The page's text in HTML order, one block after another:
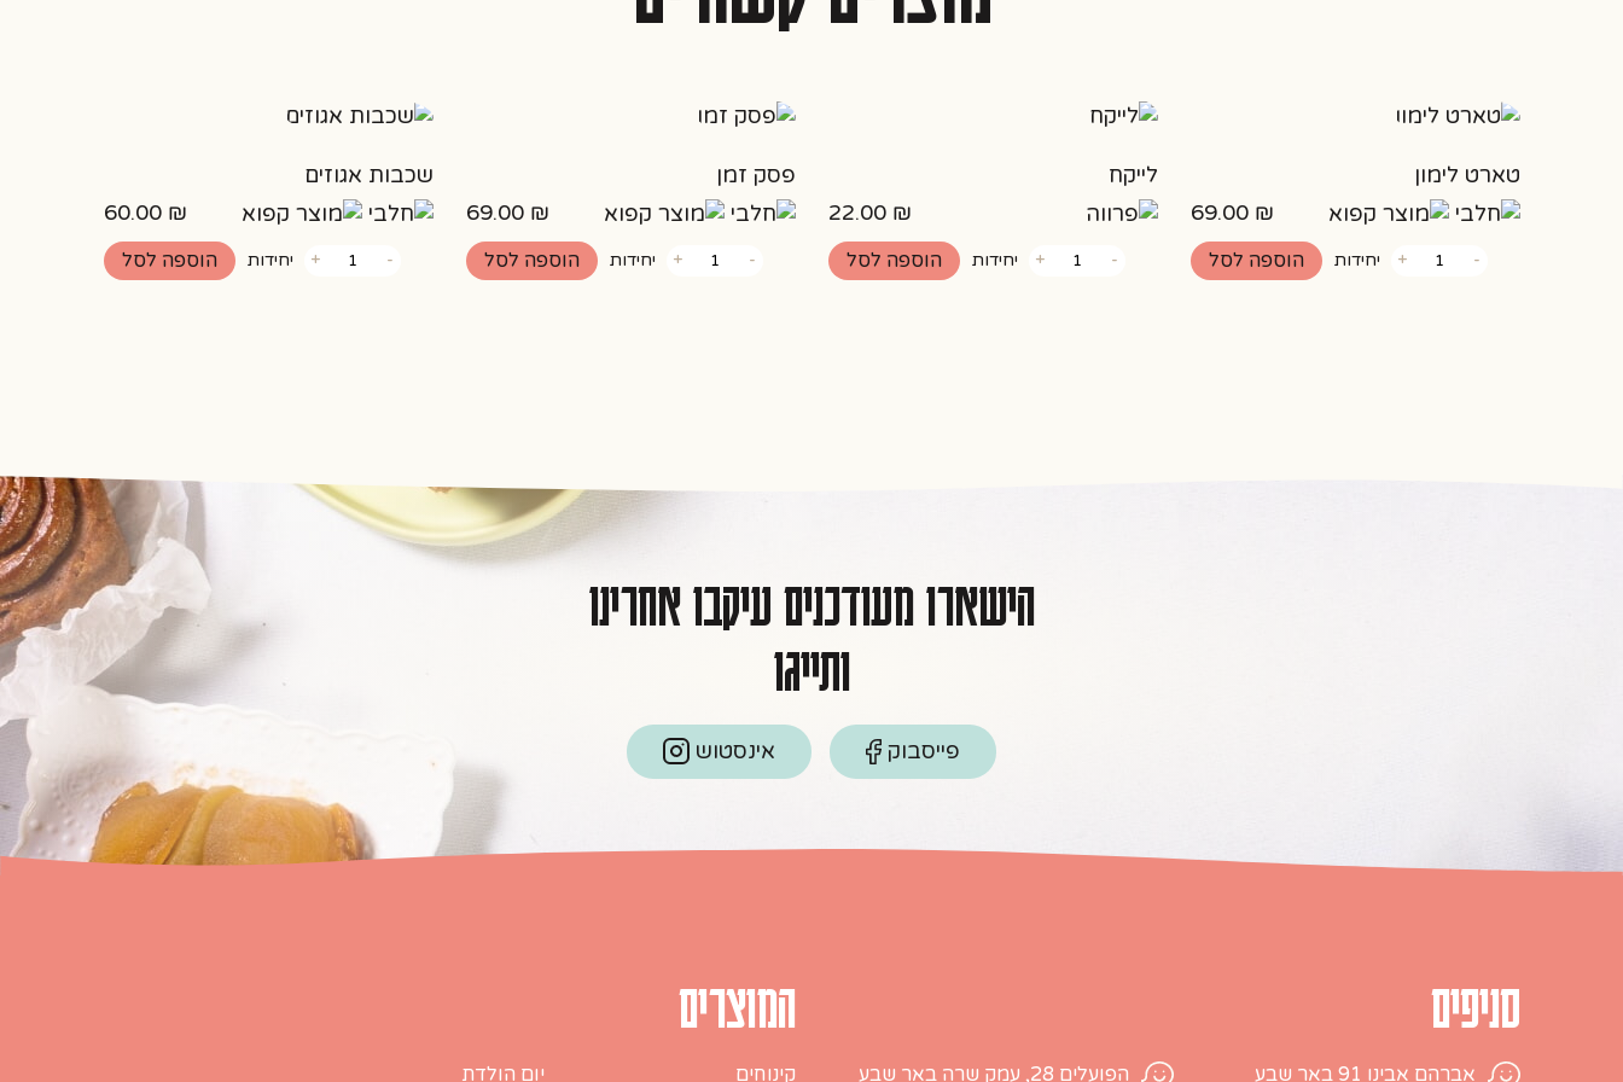
טארט לימון
69.00 ₪
-של
+ יחידות הוספה לסל
לייקח
22.00 ₪
-של
+ יחידות הוספה לסל
פסק זמן
69.00 ₪
-של
+ יחידות הוספה לסל
שכבות אגוזים
60.00 ₪
-של
+ יחידות הוספה לסל
הישארו מעודכנים עיקבו אחרינו
ותייגו
פייסבוק אינסטוש
סניפים
אברהם אבינו 91 באר שבע הפועלים 28, עמק שרה באר שבע
המוצרים
קינוחים יום הולדת